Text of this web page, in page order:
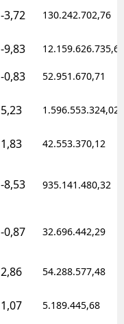
-3,72 130.242.702,76
-9,83 12.159.626.735,62
-0,83 52.951.670,71
5,23 1.596.553.324,02
1,83 42.553.370,12
-8,53 935.141.480,32
-0,87 32.696.442,29
2,86 54.288.577,48
1,07 5.189.445,68